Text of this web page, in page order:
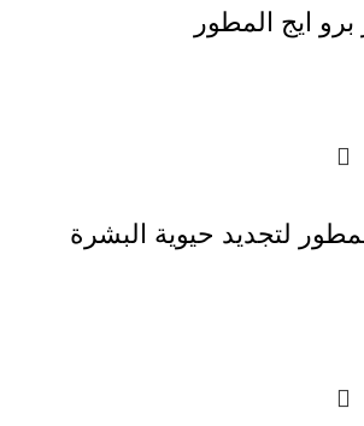
ايج المطور
لتجديد حيوية البشرة